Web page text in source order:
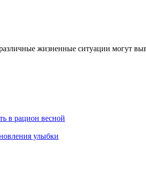
жизненные ситуации могут
в рацион весной
улыбки